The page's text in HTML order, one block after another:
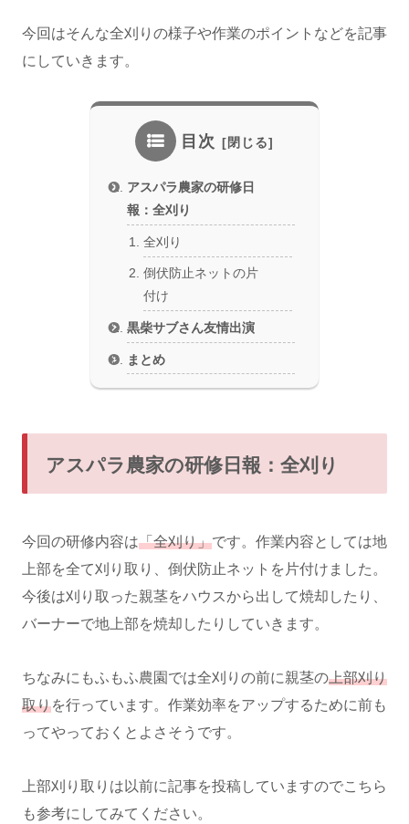
今回はそんな全刈りの様子や作業のポイントなどを記事
にしていきます。
目次
アスパラ農家の研修日
報：全刈り
全刈り
倒伏防止ネットの片
付け
黒柴サブさん友情出演
まとめ
アスパラ農家の研修日報：全刈り
今回の研修内容は「全刈り」です。作業内容としては地
上部を全て刈り取り、倒伏防止ネットを片付けました。
今後は刈り取った親茎をハウスから出して焼却したり、
バーナーで地上部を焼却したりしていきます。
ちなみにもふもふ農園では全刈りの前に親茎の上部刈り
取りを行っています。作業効率をアップするために前も
ってやっておくとよさそうです。
上部刈り取りは以前に記事を投稿していますのでこちら
も参考にしてみてください。